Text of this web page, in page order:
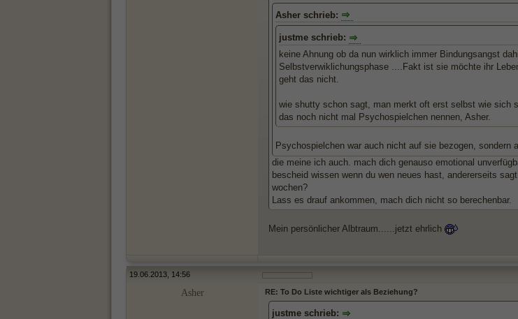
Asher schrieb:
justme schrieb:
keine Ahnung ob da nun wirklich immer Bindungsangst
Selbstverwiklichungsphase ....Fakt ist sie möchte ihr
geht das nicht.
wie shutty schon sagt, man merkt oft erst selbst wie sich
das noch nicht mal Psychospielchen nennen, Asher.
Psychospielchen war auch nicht auf sie bezogen, sondern
die meine ich auch. mach dich genauso emotional
bescheid wissen wenn du wen neues hast, andererseits
wochen?
Lass es drauf ankommen, mach dich nicht so berechenbar.
Mein persönlicher Albtraum......jetzt ehrlich
19.06.2013, 14:56
Asher RE: To Do Liste wichtiger als Beziehung?
justme schrieb: